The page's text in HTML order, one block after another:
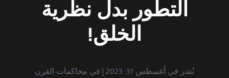
التطور بدل نظرية
الخلق!
نُشر في أغسطس 31, 2023 في محاكمات القرن